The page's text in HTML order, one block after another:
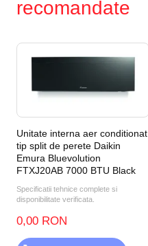
recomandate
Unitate interna aer conditionat
tip split de perete Daikin
Emura Bluevolution
FTXJ20AB 7000 BTU Black
Specificatii tehnice complete si
disponibilitate verificata.
0,00 RON